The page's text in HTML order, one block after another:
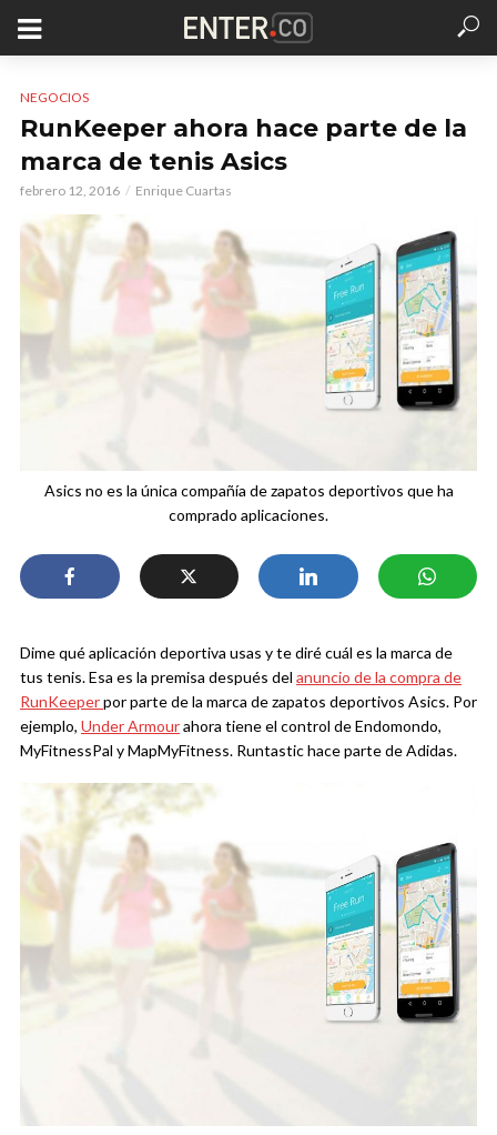
NEGOCIOS
RunKeeper ahora hace parte de la
marca de tenis Asics
febrero 12, 2016 Enrique Cuartas
Asics no es la única compañía de zapatos deportivos que ha
comprado aplicaciones.
Dime qué aplicación deportiva usas y te diré cuál es la marca de
tus tenis. Esa es la premisa después del anuncio de la compra de
RunKeeperpor parte de la marca de zapatos deportivos Asics. Por
ejemplo, Under Armourahora tiene el control de Endomondo,
MyFitnessPal y MapMyFitness. Runtastic hace parte de Adidas.